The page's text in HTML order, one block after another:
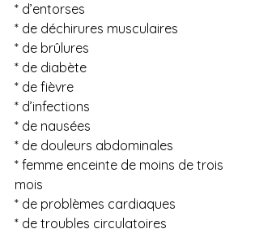
* d’entorses
* de déchirures musculaires
* de brûlures
* de diabète
* de fièvre
* d’infections
* de nausées
* de douleurs abdominales
* femme enceinte de moins de trois
mois
* de problèmes cardiaques
* de troubles circulatoires